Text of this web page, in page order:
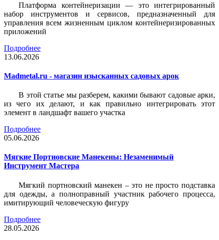
Платформа контейнеризации — это интегрированный
набор инструментов и сервисов, предназначенный для
управления всем жизненным циклом контейнеризированных
приложений
Подробнее
13.06.2026
Madmetal.ru - магазин изысканных садовых арок
В этой статье мы разберем, какими бывают садовые арки,
из чего их делают, и как правильно интегрировать этот
элемент в ландшафт вашего участка
Подробнее
05.06.2026
Мягкие Портновские Манекены: Незаменимый
Инструмент Мастера
Мягкий портновский манекен – это не просто подставка
для одежды, а полноправный участник рабочего процесса,
имитирующий человеческую фигуру
Подробнее
28.05.2026